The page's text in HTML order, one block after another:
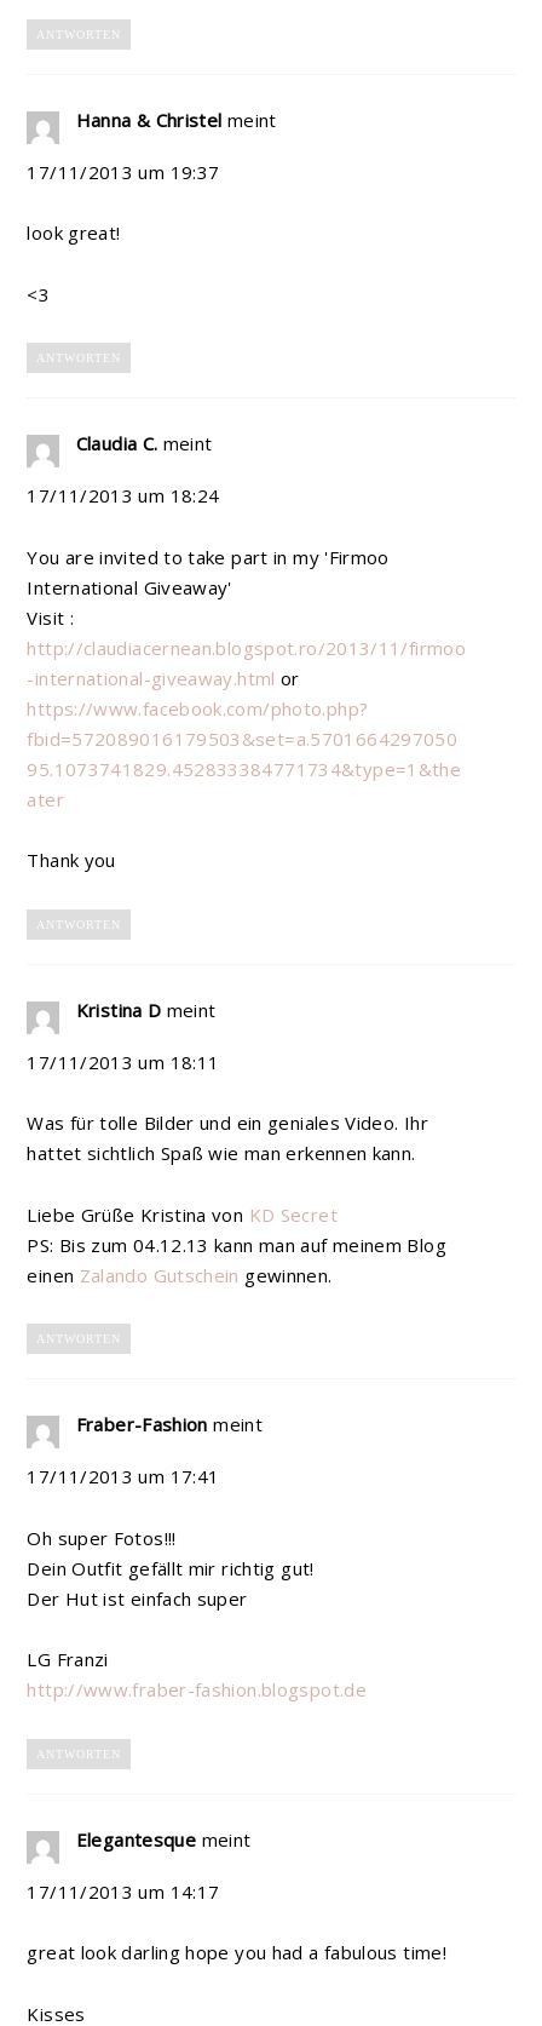
ANTWORTEN
Hanna & Christel meint
17/11/2013 um 19:37
look great!
<3
ANTWORTEN
Claudia C. meint
17/11/2013 um 18:24
You are invited to take part in my 'Firmoo
International Giveaway'
Visit :
http://claudiacernean.blogspot.ro/2013/11/firmoo
-international-giveaway.html or
https://www.facebook.com/photo.php?
fbid=572089016179503&set=a.5701664297050
95.1073741829.452833384771734&type=1&the
ater
Thank you
ANTWORTEN
Kristina D meint
17/11/2013 um 18:11
Was für tolle Bilder und ein geniales Video. Ihr
hattet sichtlich Spaß wie man erkennen kann.
Liebe Grüße Kristina von KD Secret
PS: Bis zum 04.12.13 kann man auf meinem Blog
einen Zalando Gutschein gewinnen.
ANTWORTEN
Fraber-Fashion meint
17/11/2013 um 17:41
Oh super Fotos!!!
Dein Outfit gefällt mir richtig gut!
Der Hut ist einfach super
LG Franzi
http://www.fraber-fashion.blogspot.de
ANTWORTEN
Elegantesque meint
17/11/2013 um 14:17
great look darling hope you had a fabulous time!
Kisses